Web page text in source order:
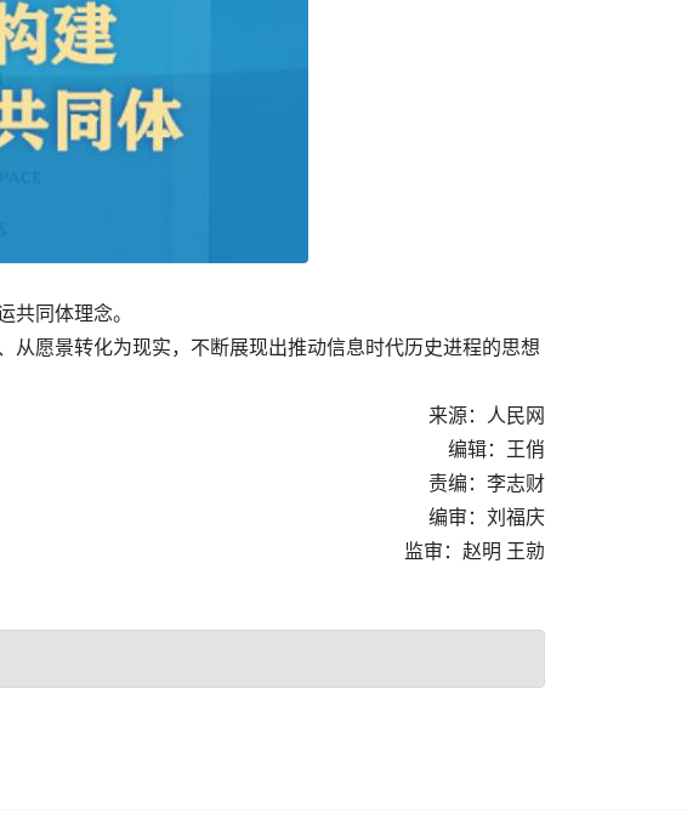
共同体理念。
愿景转化为现实，不断展现出推动信息时代历史进程的思想
来源：人民网
编辑：王俏
责编：李志财
编审：刘福庆
监审：赵明 王勍